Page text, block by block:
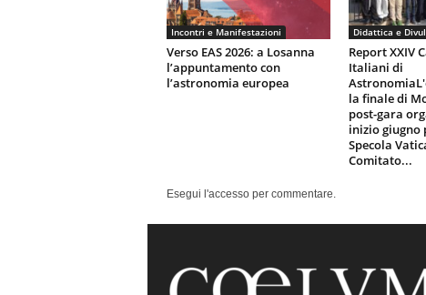
Incontri e Manifestazioni
Verso EAS 2026: a Losanna
l’appuntamento con
l’astronomia europea
Didattica e
Report XXIV
Italiani di
la finale di
post-gara
inizio giugno
Specola
Comitato...
Esegui l'accesso per commentare.